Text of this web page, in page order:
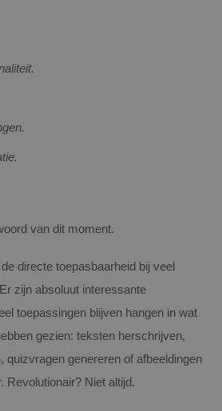
van dit moment.
directe toepasbaarheid bij veel
zijn absoluut interessante
toepassingen blijven hangen in wat
gezien: teksten herschrijven,
quizvragen genereren of afbeeldingen
Revolutionair? Niet altijd.